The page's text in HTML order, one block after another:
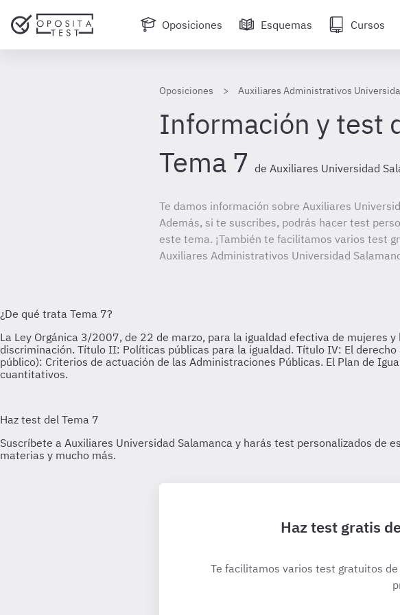
Oposiciones Esquemas Cursos
Oposiciones Auxiliares Administrativos
Información y test
Tema 7 de Auxiliares Universidad
Te damos información sobre Auxiliares
Además, si te suscribes, podrás hacer test
este tema. ¡También te facilitamos varios test
Auxiliares Administrativos Universidad
Haz test gratis
Te facilitamos varios test gratuitos de